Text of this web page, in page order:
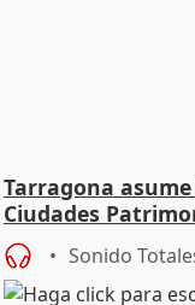
Tarragona
Ciudades
Sonido